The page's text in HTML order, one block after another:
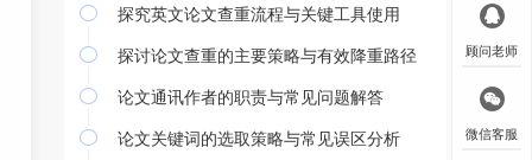
 探究英文论文查重流程与关键工具使用
 探讨论文查重的主要策略与有效降重路径
 论文通讯作者的职责与常见问题解答
 论文关键词的选取策略与常见误区分析
顾问老师
微信客服